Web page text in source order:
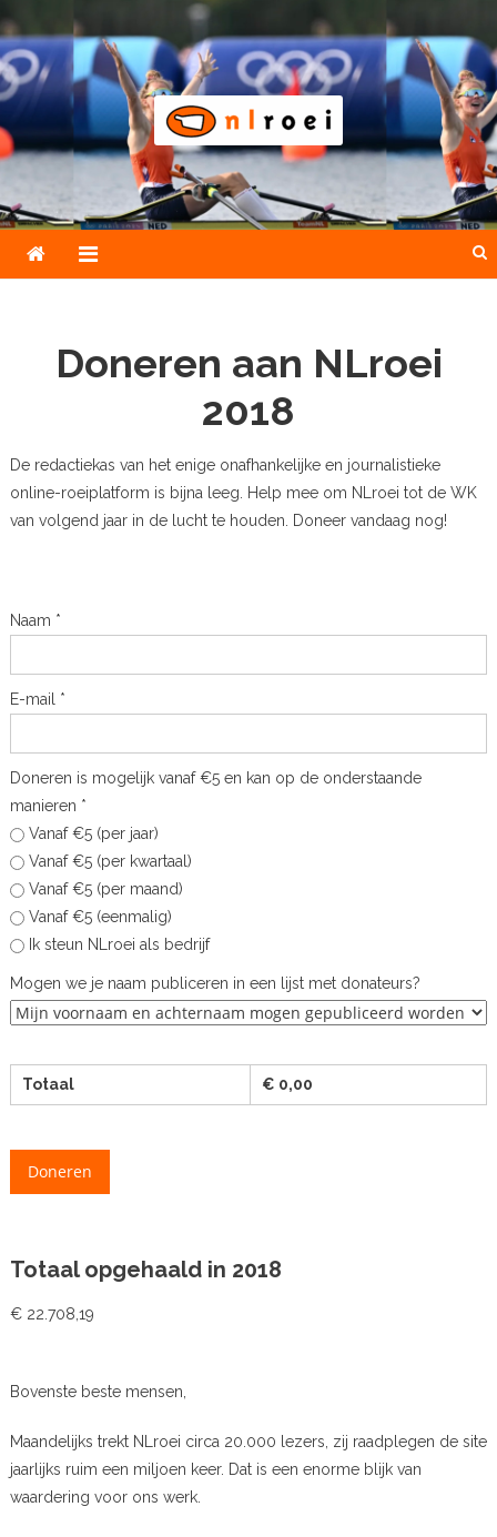
to
content
NLroei
Roeinieuws Nieuws en achtergronden over roeien
Doneren aan NLroei
2018
De redactiekas van het enige onafhankelijke en journalistieke
online-roeiplatform is bijna leeg. Help mee om NLroei tot de WK
van volgend jaar in de lucht te houden. Doneer vandaag nog!
Naam *
E-mail *
Doneren is mogelijk vanaf €5 en kan op de onderstaande
manieren *
Vanaf €5 (per jaar)
Vanaf €5 (per kwartaal)
Vanaf €5 (per maand)
Vanaf €5 (eenmalig)
Ik steun NLroei als bedrijf
Mogen we je naam publiceren in een lijst met donateurs?
Totaal € 0,00
Doneren
Totaal opgehaald in 2018
€ 22.708,19
Bovenste beste mensen,
Maandelijks trekt NLroei circa 20.000 lezers, zij raadplegen de site
jaarlijks ruim een miljoen keer. Dat is een enorme blijk van
waardering voor ons werk.